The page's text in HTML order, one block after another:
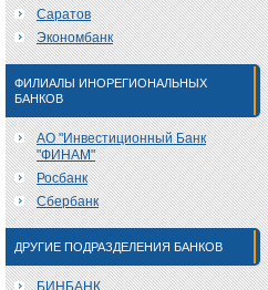
Саратов
Экономбанк
ФИЛИАЛЫ ИНОРЕГИОНАЛЬНЫХ
БАНКОВ
АО "Инвестиционный Банк
"ФИНАМ"
Росбанк
Сбербанк
ДРУГИЕ ПОДРАЗДЕЛЕНИЯ БАНКОВ
БИНБАНК